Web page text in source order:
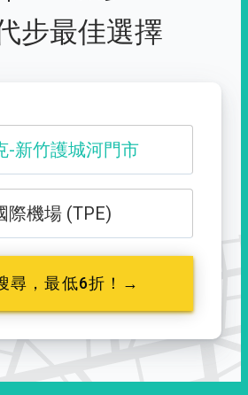
步最佳選擇
-新竹護城河門市
山登山口
際機場 (TPE)
尋，最低6折！→